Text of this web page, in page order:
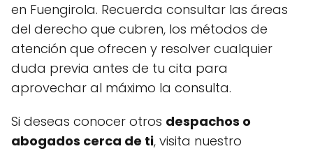
en Fuengirola. Recuerda consultar las áreas
del derecho que cubren, los métodos de
atención que ofrecen y resolver cualquier
duda previa antes de tu cita para
aprovechar al máximo la consulta.
Si deseas conocer otros despachos o
abogados cerca de ti, visita nuestro